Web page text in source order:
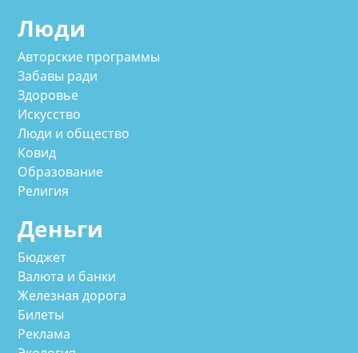
Люди
Авторские программы
Забавы ради
Здоровье
Искусство
Люди и общество
Ковид
Образование
Религия
Деньги
Бюджет
Валюта и банки
Железная дорога
Билеты
Реклама